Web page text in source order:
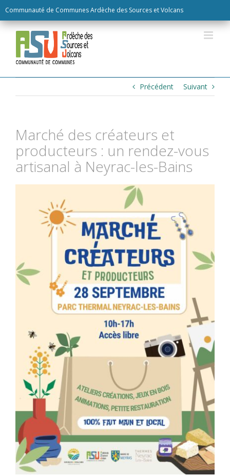
Communauté de Communes Ardèche des Sources et Volcans
to
content
Précédent Suivant
Marché des créateurs et
producteurs : un rendez-vous
artisanal à Neyrac-les-Bains